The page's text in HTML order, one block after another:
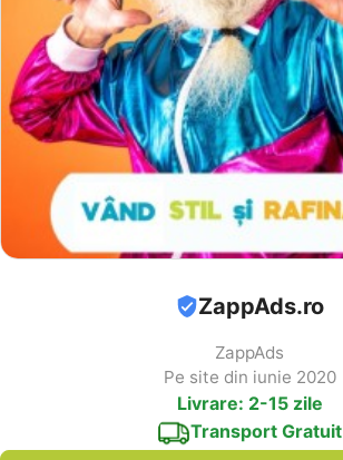
ZappAds.ro
ZappAds
Pe site din iunie 2020
Livrare: 2-15 zile
Transport Gratuit